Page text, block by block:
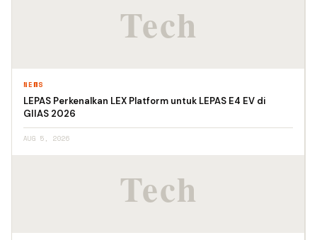
NEWS
LEPAS Perkenalkan LEX Platform untuk LEPAS E4 EV di
GIIAS 2026
AUG 5, 2026